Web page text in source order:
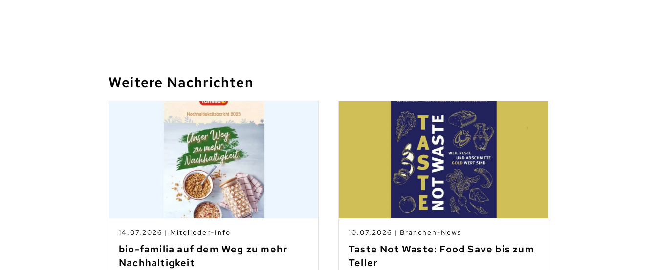
Weitere Nachrichten
14.07.2026 | Mitglieder-Info
bio-familia auf dem Weg zu mehr
Nachhaltigkeit
10.07.2026 | Branchen-News
Taste Not Waste: Food Save bis zum
Teller